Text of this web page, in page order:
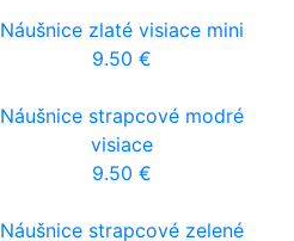
Náušnice zlaté visiace mini
9.50 €
Náušnice strapcové modré
visiace
9.50 €
Náušnice strapcové zelené